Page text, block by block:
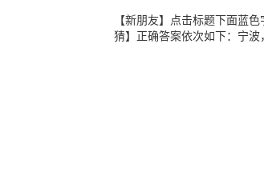
【新朋友】点击标题下面蓝
猜】正确答案依次如下：宁